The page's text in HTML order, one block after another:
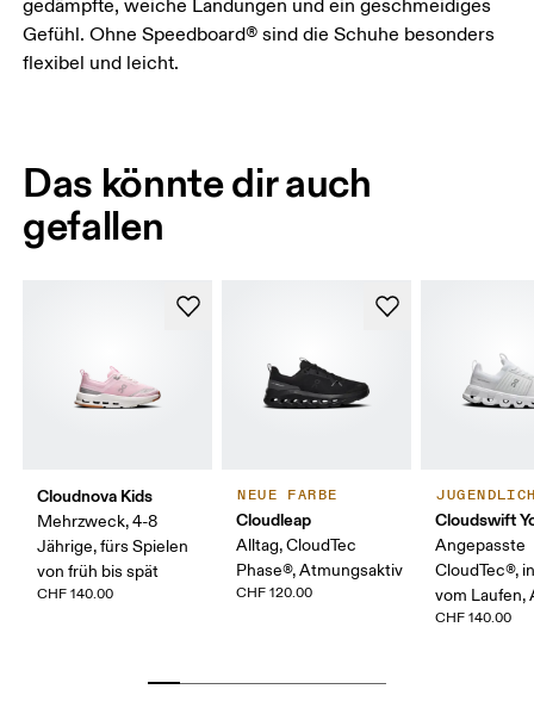
gedämpfte, weiche Landungen und ein geschmeidiges
Gefühl. Ohne Speedboard® sind die Schuhe besonders
flexibel und leicht.
Das könnte dir auch
gefallen
Cloudnova Kids
Mehrzweck, 4-8
Jährige, fürs Spielen
von früh bis spät
CHF 140.00
NEUE FARBE
Cloudleap
Alltag, CloudTec
Phase®, Atmungsaktiv
CHF 120.00
Cloudswift
Angepasste
CloudTec®,
vom Laufen,
CHF 140.00